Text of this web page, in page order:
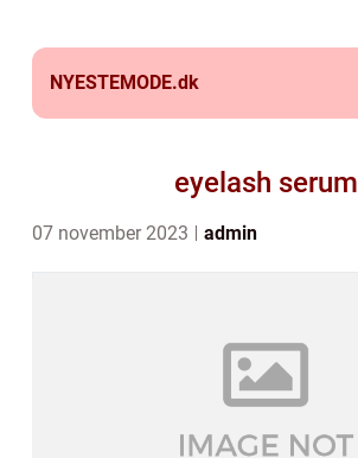
NYESTEMODE.dk
eyelash serum
07 november 2023 admin